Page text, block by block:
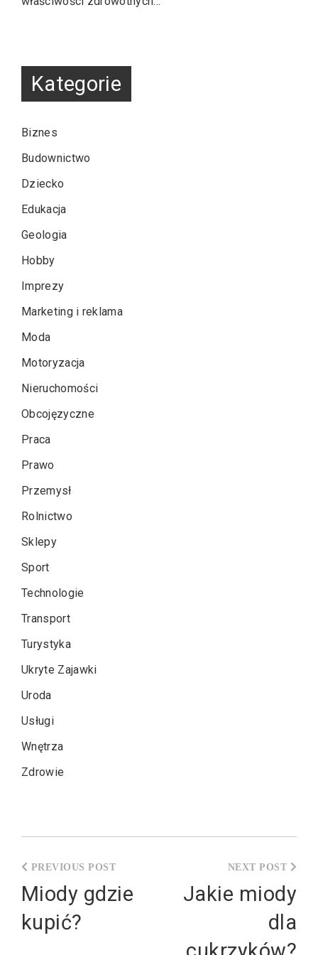
Kategorie
Biznes
Budownictwo
Dziecko
Edukacja
Geologia
Hobby
Imprezy
Marketing i reklama
Moda
Motoryzacja
Nieruchomości
Obcojęzyczne
Praca
Prawo
Przemysł
Rolnictwo
Sklepy
Sport
Technologie
Transport
Turystyka
Ukryte Zajawki
Uroda
Usługi
Wnętrza
Zdrowie
wpisu
Miody gdzie
kupić?
Jakie miody
dla